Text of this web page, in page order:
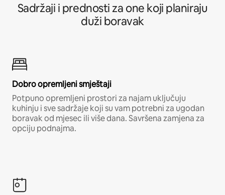
Sadržaji i prednosti za one koji planiraju
duži boravak
Dobro opremljeni smještaji
Potpuno opremljeni prostori za najam uključuju
kuhinju i sve sadržaje koji su vam potrebni za ugodan
boravak od mjesec ili više dana. Savršena zamjena za
opciju podnajma.